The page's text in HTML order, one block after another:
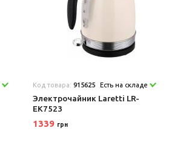
Код товара: 915625 Есть на складе
Электрочайник Laretti LR-
EK7523
1339 грн